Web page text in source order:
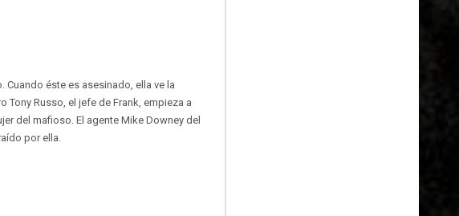
Cuando éste es asesinado, ella ve la
Tony Russo, el jefe de Frank, empieza a
del mafioso. El agente Mike Downey del
por ella.